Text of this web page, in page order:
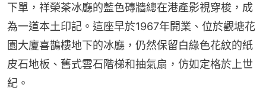
下單，祥榮茶冰廳的藍色磚牆總在港產影視穿梭，成
為一道本土印記。這座早於1967年開業、位於觀塘花
園大廈喜鵲樓地下的冰廳，仍然保留白綠色花紋的紙
皮石地板、舊式雲石階梯和抽氣扇，仿如定格於上世
紀。